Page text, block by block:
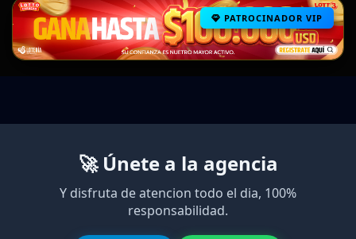
PATROCINADOR VIP
🚀 Únete a la agencia
Y disfruta de atencion todo el dia, 100%
responsabilidad.